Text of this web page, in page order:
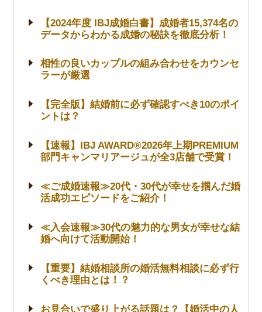
【2024年度 IBJ成婚白書】成婚者15,374名の
データからわかる成婚の秘訣を徹底分析！
相性の良いカップルの組み合わせをカウンセ
ラーが厳選
【完全版】結婚前に必ず確認すべき10のポイ
ントは？
【速報】IBJ AWARD®2026年上期PREMIUM
部門キャンマリアージュが全3店舗で受賞！
≪ご成婚速報≫20代・30代が幸せを掴んだ婚
活成功エピソードをご紹介！
≪入会速報≫30代の魅力的な男女が幸せな結
婚へ向けて活動開始！
【重要】結婚相談所の婚活無料相談に必ず行
くべき理由とは！？
お見合いで盛り上がる話題は？【婚活中の人